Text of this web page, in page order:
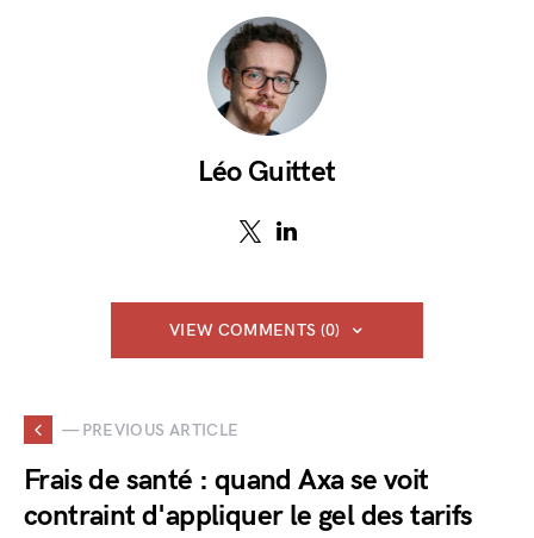
Léo Guittet
VIEW COMMENTS (0)
— PREVIOUS ARTICLE
Frais de santé : quand Axa se voit
contraint d'appliquer le gel des tarifs